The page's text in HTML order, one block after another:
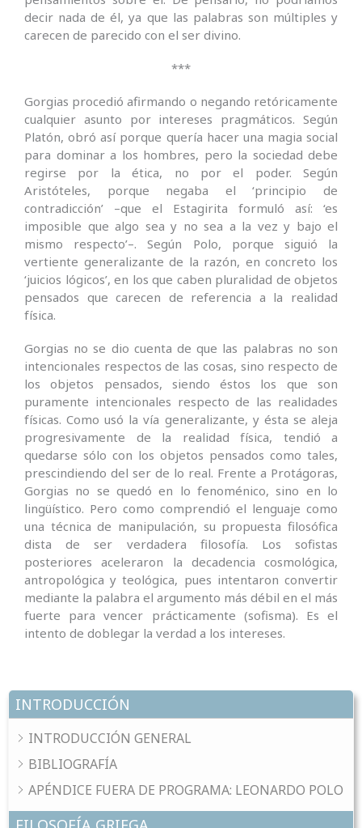
INTRODUCCIÓN
INTRODUCCIÓN GENERAL
BIBLIOGRAFÍA
APÉNDICE FUERA DE PROGRAMA: LEONARDO POLO
decir nada de él, ya que las palabras son múltiples y
carecen de parecido con el ser divino.
***
Gorgias procedió afirmando o negando retóricamente
cualquier asunto por intereses pragmáticos. Según
Platón, obró así porque quería hacer una magia social
para dominar a los hombres, pero la sociedad debe
regirse por la ética, no por el poder. Según
Aristóteles, porque negaba el ‘principio de
contradicción’ –que el Estagirita formuló así: ‘es
imposible que algo sea y no sea a la vez y bajo el
mismo respecto’–. Según Polo, porque siguió la
vertiente generalizante de la razón, en concreto los
‘juicios lógicos’, en los que caben pluralidad de objetos
pensados que carecen de referencia a la realidad
física.
Gorgias no se dio cuenta de que las palabras no son
intencionales respectos de las cosas, sino respecto de
los objetos pensados, siendo éstos los que son
puramente intencionales respecto de las realidades
físicas. Como usó la vía generalizante, y ésta se aleja
progresivamente de la realidad física, tendió a
quedarse sólo con los objetos pensados como tales,
prescindiendo del ser de lo real. Frente a Protágoras,
Gorgias no se quedó en lo fenoménico, sino en lo
lingüístico. Pero como comprendió el lenguaje como
una técnica de manipulación, su propuesta filosófica
dista de ser verdadera filosofía. Los sofistas
posteriores aceleraron la decadencia cosmológica,
antropológica y teológica, pues intentaron convertir
mediante la palabra el argumento más débil en el más
fuerte para vencer prácticamente (sofisma). Es el
intento de doblegar la verdad a los intereses.